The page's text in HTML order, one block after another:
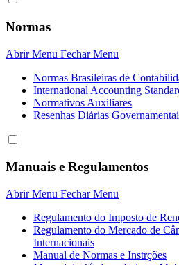
Normas
Abrir Menu Fechar Menu
Normas Brasileiras de
International Accounting
Normativos Auxiliares
Resenhas Diárias
Manuais e Regulamentos
Abrir Menu Fechar Menu
Regulamento do Imposto de
Regulamento do Mercado de
Internacionais
Manual de Normas e Instrções